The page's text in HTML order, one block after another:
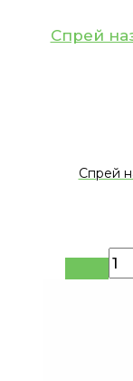
Спрей
Спрей